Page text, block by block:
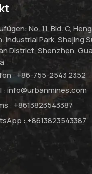
No. 11, Bld. C,
Industrial Park, Shajing
District, Shenzhen,
: +86-755-2543 2352
: info@urbanmines.com
: +8613823543387
: +8613823543387